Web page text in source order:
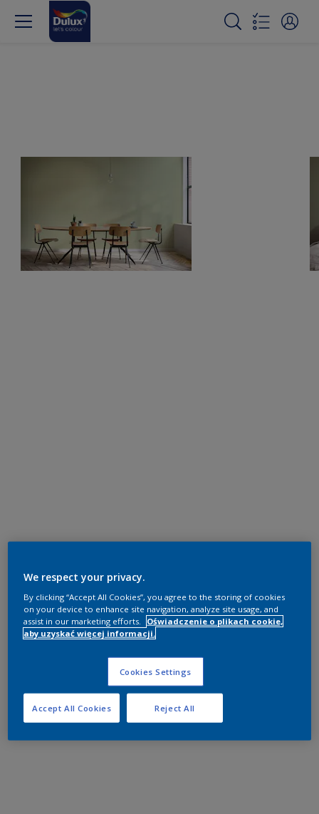
We respect your privacy.
By clicking “Accept All Cookies”, you agree to the storing of cookies
on your device to enhance site navigation, analyze site usage, and
assist in our marketing efforts.
Oświadczenie o plikach cookie,
aby uzyskać więcej informacji.
Cookies Settings
Reject All
Accept All Cookies